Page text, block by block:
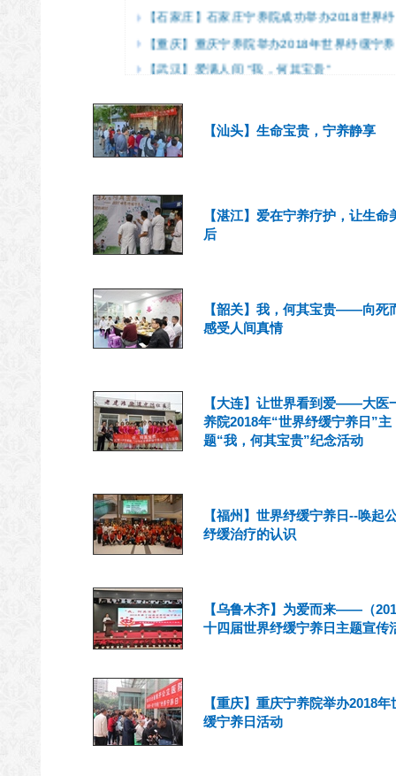
【重庆】重庆宁养院举办2018年世界纾缓宁
【武汉】爱满人间 “我，何其宝贵”
【武汉】武汉宁养院举办世界宁养日宣传活动
【汕头】生命宝贵，宁养静享
【湛江】爱在宁养疗护，让生命
后
【韶关】我，何其宝贵——向死
感受人间真情
【大连】让世界看到爱——大医
养院2018年“世界纾缓宁养日”主
题“我，何其宝贵”纪念活动
【福州】世界纾缓宁养日--唤起
纾缓治疗的认识
【乌鲁木齐】为爱而来——（
十四届世界纾缓宁养日主题宣传
【重庆】重庆宁养院举办2018年
缓宁养日活动